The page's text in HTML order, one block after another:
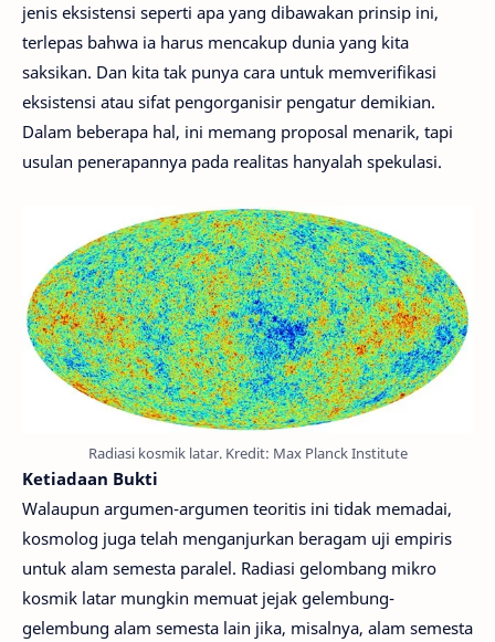
jenis eksistensi seperti apa yang dibawakan prinsip ini,
terlepas bahwa ia harus mencakup dunia yang kita
saksikan. Dan kita tak punya cara untuk memverifikasi
eksistensi atau sifat pengorganisir pengatur demikian.
Dalam beberapa hal, ini memang proposal menarik, tapi
usulan penerapannya pada realitas hanyalah spekulasi.
Radiasi kosmik latar. Kredit: Max Planck Institute
Ketiadaan Bukti
Walaupun argumen-argumen teoritis ini tidak memadai,
kosmolog juga telah menganjurkan beragam uji empiris
untuk alam semesta paralel. Radiasi gelombang mikro
kosmik latar mungkin memuat jejak gelembung-
gelembung alam semesta lain jika, misalnya, alam semesta